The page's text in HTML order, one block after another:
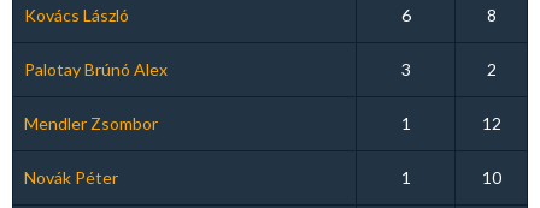
Kovács László 6 8
Palotay Brúnó Alex 3 2
Mendler Zsombor 1 12
Novák Péter 1 10